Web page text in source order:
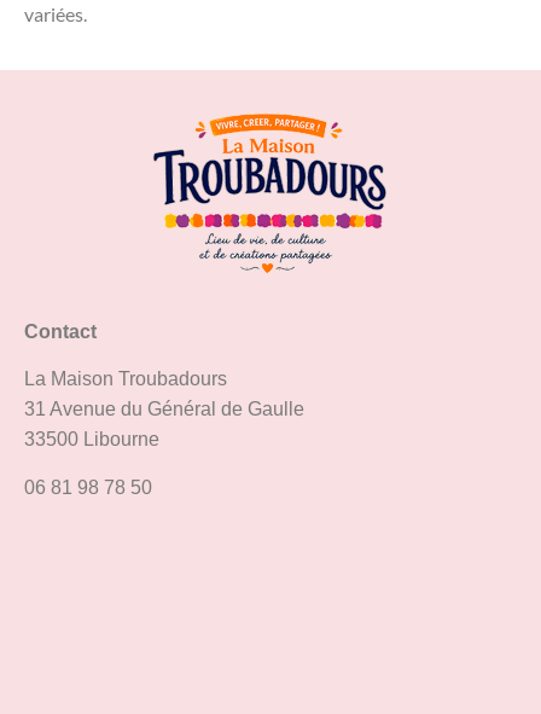
variées.
Contact
La Maison Troubadours
31 Avenue du Général de Gaulle
33500 Libourne
06 81 98 78 50